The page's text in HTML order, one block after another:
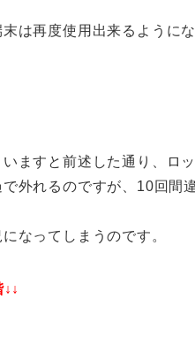
は再度使用出来るように
ますと前述した通り、ロ
外れるのですが、10回間
なってしまうのです。